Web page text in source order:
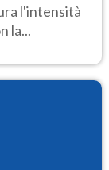
l'intensità
la...